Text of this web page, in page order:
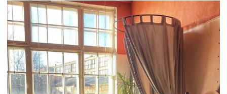
УНП АС2823275
106 Инспекция МНС по Партизанскому
району г. Минска